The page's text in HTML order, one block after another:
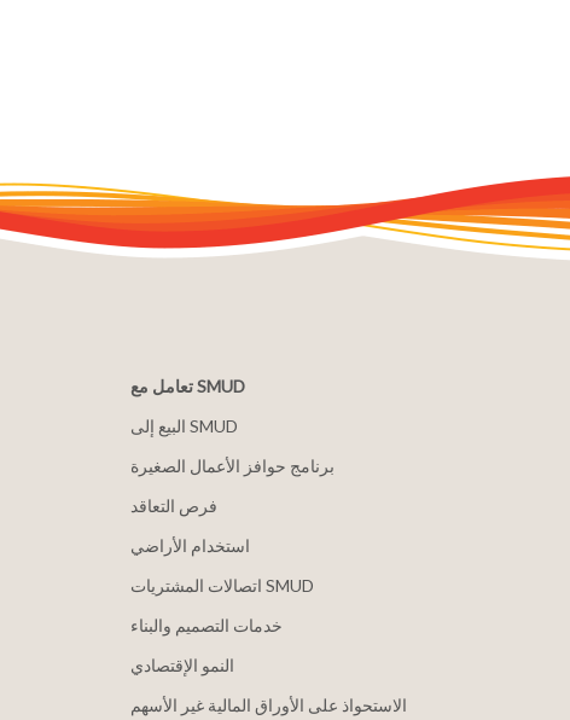
تعامل مع SMUD
البيع إلى SMUD
برنامج حوافز الأعمال الصغيرة
فرص التعاقد
استخدام الأراضي
اتصالات المشتريات SMUD
خدمات التصميم والبناء
النمو الإقتصادي
الاستحواذ على الأوراق المالية غير الأسهم